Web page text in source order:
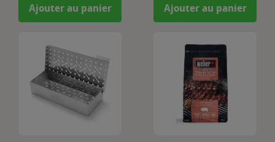
Ajouter au panier Ajouter au panier